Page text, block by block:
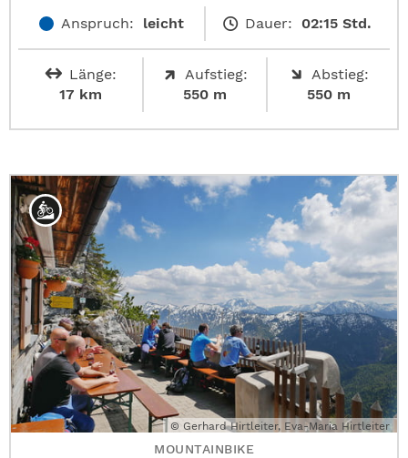
Anspruch: leicht Dauer: 02:15 Std.
Länge:
17 km
Aufstieg:
550 m
Abstieg:
550 m
© Gerhard Hirtleiter, Eva-Maria Hirtleiter
MOUNTAINBIKE